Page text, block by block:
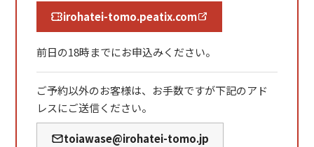
irohatei-tomo.peatix.com
前日の18時までにお申込みください。
ご予約以外のお客様は、お手数ですが下記のアド
レスにご送信ください。
toiawase@irohatei-tomo.jp